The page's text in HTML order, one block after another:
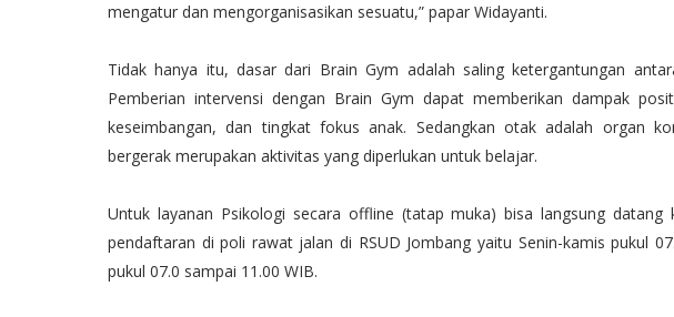
mengatur dan mengorganisasikan sesuatu,” papar Widayanti.
Tidak hanya itu, dasar dari Brain Gym adalah saling ketergantungan
Pemberian intervensi dengan Brain Gym dapat memberikan dampak
keseimbangan, dan tingkat fokus anak. Sedangkan otak adalah organ
bergerak merupakan aktivitas yang diperlukan untuk belajar.
Untuk layanan Psikologi secara offline (tatap muka) bisa langsung datang
pendaftaran di poli rawat jalan di RSUD Jombang yaitu Senin-kamis pukul
pukul 07.0 sampai 11.00 WIB.